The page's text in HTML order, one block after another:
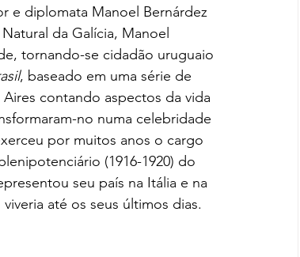
e diplomata Manoel Bernárdez
da Galícia, Manoel
tornando-se cidadão uruguaio
, baseado em uma série de
Aires contando aspectos da vida
no numa celebridade
por muitos anos o cargo
(1916-1920) do
seu país na Itália e na
até os seus últimos dias.